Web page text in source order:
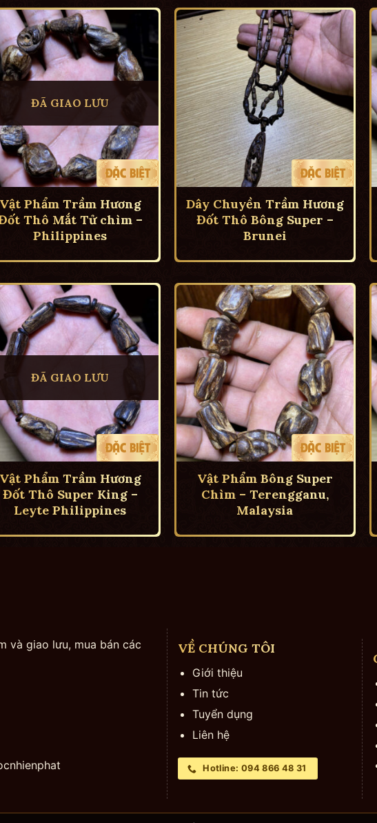
ĐÃ GIAO LƯU
Vật Phẩm Trầm Hương
Thô Mắt Tử chìm –
Philippines
Dây Chuyền Trầm Hương
Đốt Thô Bông Super –
Brunei
ĐÃ GIAO LƯU
Vật Phẩm Trầm Hương
Đốt Thô Super King –
Leyte Philippines
Vật Phẩm Bông Super
Chìm – Terengganu,
Malaysia
và giao lưu, mua bán các
VỀ CHÚNG TÔI
Giới thiệu
Tin tức
Tuyển dụng
Liên hệ
Hotline: 094 866 48 31